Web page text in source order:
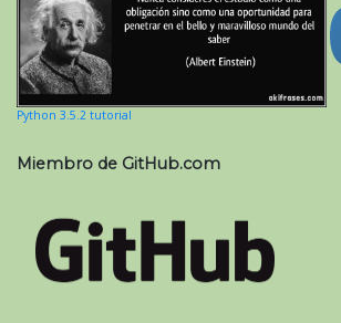
Python 3.5.2 tutorial
Miembro de GitHub.com